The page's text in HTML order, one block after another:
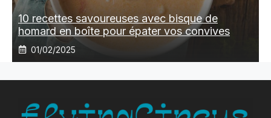
10 recettes savoureuses avec bisque de
homard en boîte pour épater vos convives
01/02/2025